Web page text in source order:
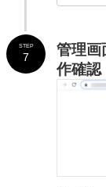
管理画
作確認
STEP
7